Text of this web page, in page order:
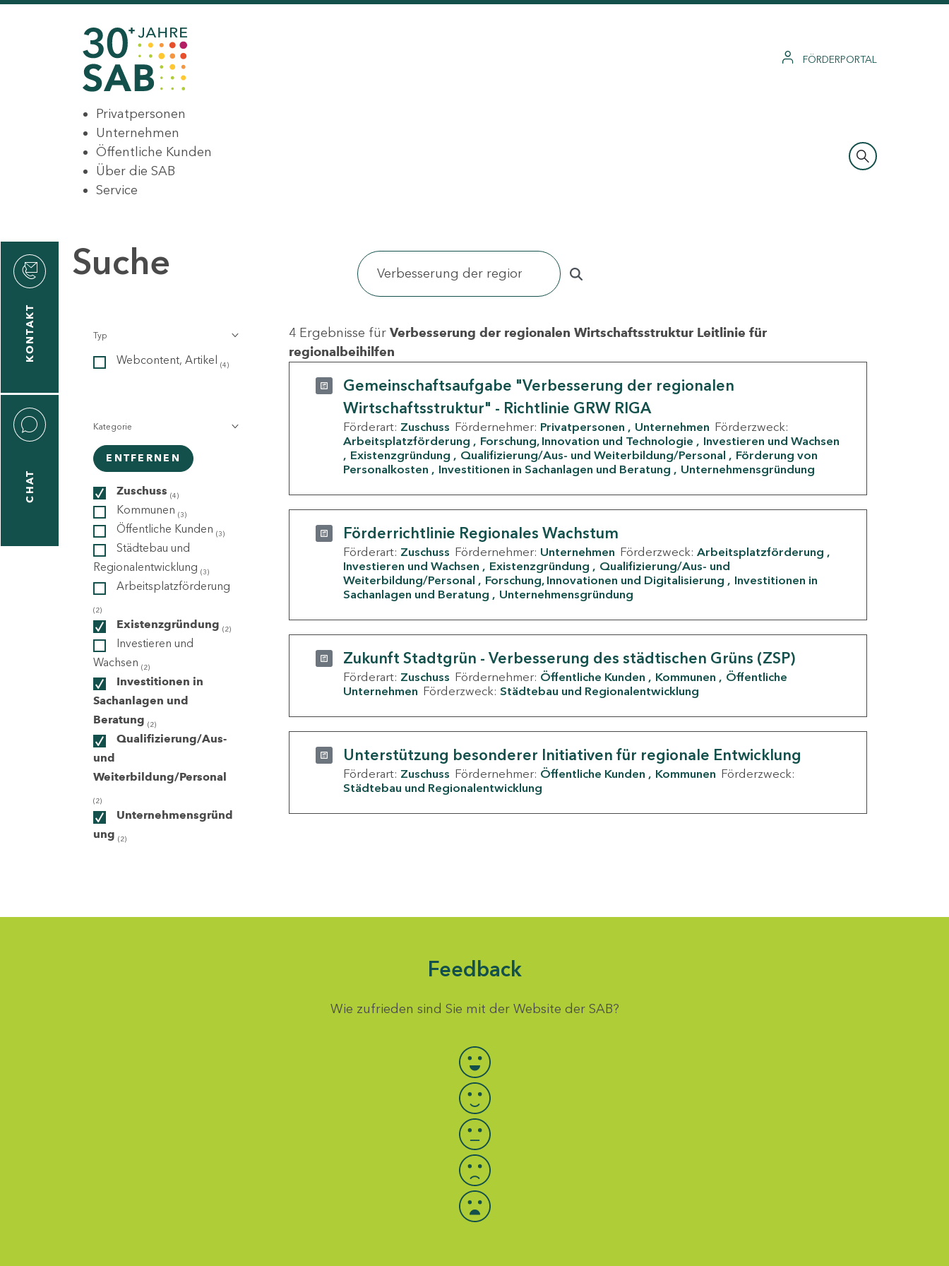
FÖRDERPORTAL
Privatpersonen
Unternehmen
Öffentliche Kunden
Über die SAB
Service
KONTAKT
CHAT
Suche
Typ
Webcontent, Artikel (4)
Kategorie
ENTFERNEN
Zuschuss (4)
Kommunen (3)
Öffentliche Kunden (3)
Städtebau und
Regionalentwicklung (3)
Arbeitsplatzförderung
(2)
Existenzgründung (2)
Investieren und
Wachsen (2)
Investitionen in
Sachanlagen und
Beratung (2)
Qualifizierung/Aus-
und
Weiterbildung/Personal
(2)
Unternehmensgründ
ung (2)
4 Ergebnisse für Verbesserung der regionalen Wirtschaftsstruktur Leitlinie für
regionalbeihilfen
Gemeinschaftsaufgabe "Verbesserung der regionalen
Wirtschaftsstruktur" - Richtlinie GRW RIGA
Förderart: Zuschuss Fördernehmer: Privatpersonen Unternehmen Förderzweck:
Arbeitsplatzförderung
Forschung, Innovation und Technologie
Investieren und Wachsen
Existenzgründung
Qualifizierung/Aus- und Weiterbildung/Personal
Förderung von
Personalkosten
Investitionen in Sachanlagen und Beratung Unternehmensgründung
Förderrichtlinie Regionales Wachstum
Förderart: Zuschuss Fördernehmer: Unternehmen Förderzweck: Arbeitsplatzförderung
Investieren und Wachsen
Existenzgründung
Qualifizierung/Aus- und
Weiterbildung/Personal
Forschung, Innovationen und Digitalisierung
Investitionen in
Sachanlagen und Beratung
Unternehmensgründung
Zukunft Stadtgrün - Verbesserung des städtischen Grüns (ZSP)
Förderart: Zuschuss Fördernehmer: Öffentliche Kunden Kommunen
Öffentliche
Unternehmen Förderzweck: Städtebau und Regionalentwicklung
Unterstützung besonderer Initiativen für regionale Entwicklung
Förderart: Zuschuss Fördernehmer: Öffentliche Kunden Kommunen Förderzweck:
Städtebau und Regionalentwicklung
Feedback
Wie zufrieden sind Sie mit der Website der SAB?
Bewertung auswählen